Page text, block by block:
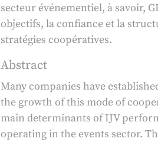
secteur événementiel, à savoir,
objectifs, la confiance et la
stratégies coopératives.
Abstract
Many companies have
the growth of this mode of
main determinants of IJV
operating in the events sector.